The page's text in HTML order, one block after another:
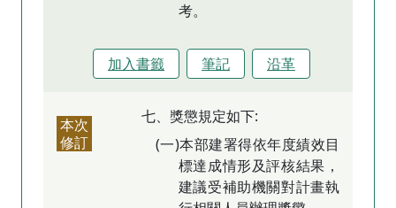
考。
加入書籤 筆記 沿革
本次
修訂
七、獎懲規定如下:
(一)本部建署得依年度績效目
標達成情形及評核結果，
建議受補助機關對計畫執